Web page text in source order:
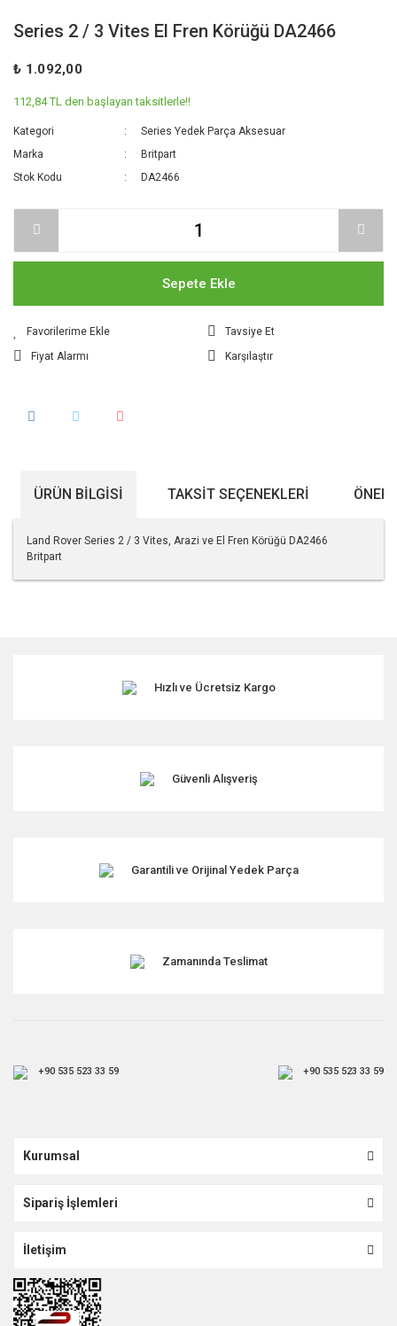
Series 2 / 3 Vites El Fren Körüğü DA2466
₺ 1.092,00
112,84 TL den başlayan taksitlerle!!
Kategori
Series Yedek Parça Aksesuar
Marka
Britpart
Stok Kodu
DA2466
Sepete Ekle
Tavsiye Et
Fiyat Alarmı
Karşılaştır
ÜRÜN BILGISI TAKSIT SEÇENEKLERI
Land Rover Series 2 / 3 Vites, Arazi ve El Fren Körüğü DA2466
Britpart
Ürün resmi kalitesiz, bozuk veya görüntülenemiyor.
Ürün fiyatı diğer sitelerden daha pahalı.
Hızlı ve Ücretsiz Kargo
Güvenli Alışveriş
Garantili ve Orijinal Yedek Parça
Zamanında Teslimat
+90 535 523 33 59 +90 535 523 33 59
Kurumsal
Sipariş İşlemleri
İletişim